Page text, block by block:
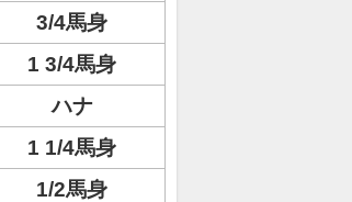
3/4馬身
1 3/4馬身
ハナ
1 1/4馬身
1/2馬身